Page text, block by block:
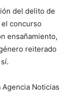
del delito de
concurso
ensañamiento,
reiterado
Noticias